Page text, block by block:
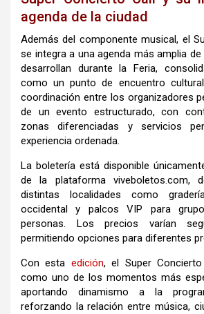
agenda de la ciudad
Además del componente musical, el
se integra a una agenda más amplia
desarrollan durante la Feria,
como un punto de encuentro
coordinación entre los organizadores
de un evento estructurado, con
zonas diferenciadas y servicios
experiencia ordenada.
La boletería está disponible
de la plataforma viveboletos.com,
distintas localidades como
occidental y palcos VIP para
personas. Los precios varían
permitiendo opciones para diferentes
Con esta edición, el Super
como uno de los momentos más
aportando dinamismo a la
reforzando la relación entre música,